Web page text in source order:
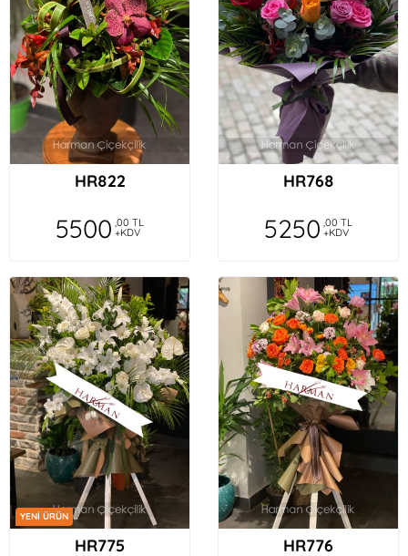
HR822
5500 ,00 TL
+KDV
HR768
5250 ,00 TL
+KDV
YENİ ÜRÜN
HR775 HR776